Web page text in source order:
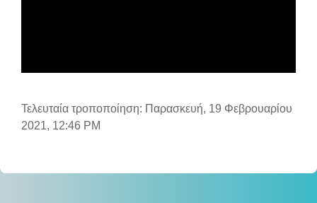
Τελευταία τροποποίηση: Παρασκευή, 19 Φεβρουαρίου
2021, 12:46 PM